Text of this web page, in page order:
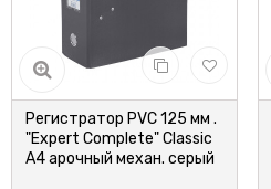
Регистратор PVC 125 мм .
"Expert Complete" Classic
А4 арочный механ. серый